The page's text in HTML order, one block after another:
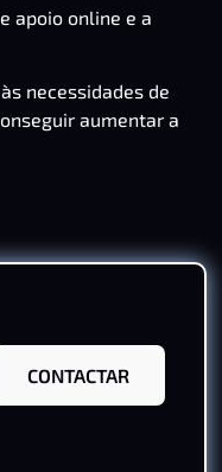
apoio online e a
necessidades de
aumentar a
CONTACTAR